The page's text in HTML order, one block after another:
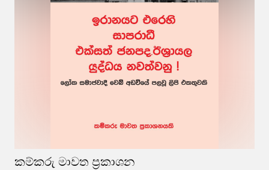
කම්කරු මාවත ප්‍රකාශන